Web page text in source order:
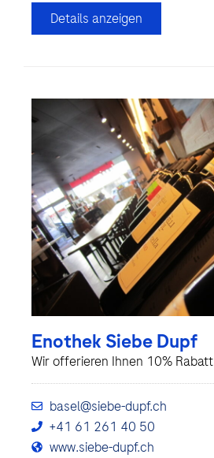
Details anzeigen
Enothek Siebe Dupf
Wir offerieren Ihnen 10% Rabatt
basel@siebe-dupf.ch
+41 61 261 40 50
www.siebe-dupf.ch